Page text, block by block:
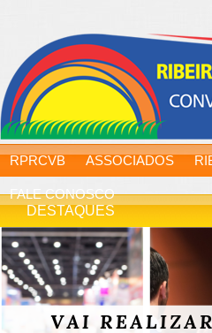
RPRCVB ASSOCIADOS
FALE CONOSCO
DESTAQUES